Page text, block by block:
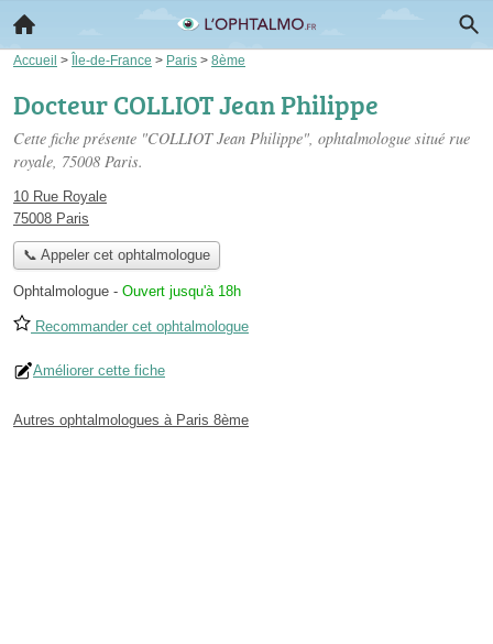
Accueil > Île-de-France > Paris > 8ème
Docteur COLLIOT Jean Philippe
Cette fiche présente "COLLIOT Jean Philippe", ophtalmologue situé rue
royale, 75008 Paris.
10 Rue Royale
75008 Paris
📞 Appeler cet ophtalmologue
Ophtalmologue - Ouvert jusqu'à 18h
Recommander cet ophtalmologue
Améliorer cette fiche
Autres ophtalmologues à Paris 8ème